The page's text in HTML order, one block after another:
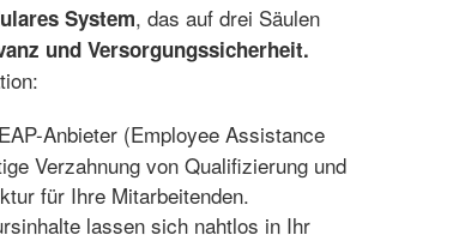
System, das auf drei Säulen
und Versorgungssicherheit.
Anbieter (Employee Assistance
Verzahnung von Qualifizierung und
für Ihre Mitarbeitenden.
lassen sich nahtlos in Ihr